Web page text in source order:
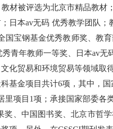
材被评选为北京市精品教
日本av无码 优秀教学团队；
国宝钢基金优秀教师奖、教
青年教师一等奖、日本av无
化贸易和环境贸易等领域取
基金项目共计6项，其中，国
里项目 1项；承接国家部委各
奖 、中国图书奖、北京市哲